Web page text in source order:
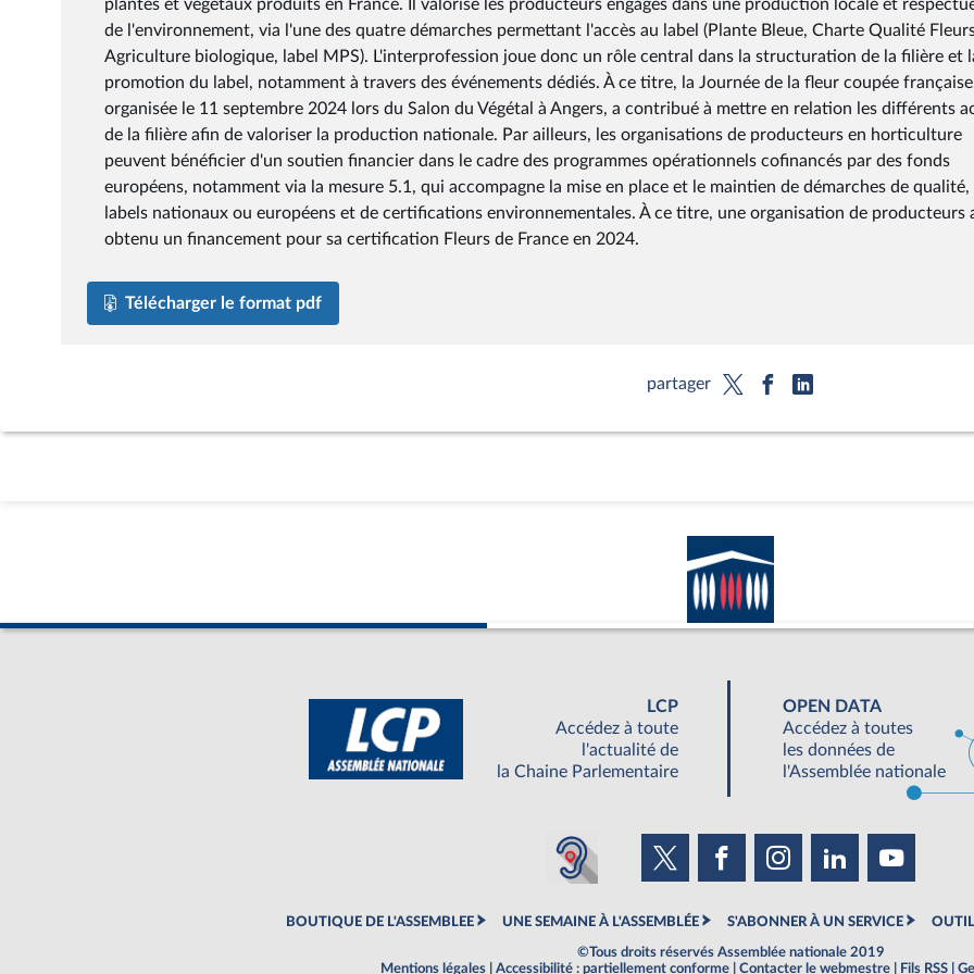
plantes et végétaux produits en France. Il valorise les producteurs engagés dans une production locale et
de l'environnement, via l'une des quatre démarches permettant l'accès au label (Plante Bleue, Charte Qualité
Agriculture biologique, label MPS). L'interprofession joue donc un rôle central dans la structuration de la filière et
promotion du label, notamment à travers des événements dédiés. À ce titre, la Journée de la fleur coupée
organisée le 11 septembre 2024 lors du Salon du Végétal à Angers, a contribué à mettre en relation les différents
de la filière afin de valoriser la production nationale. Par ailleurs, les organisations de producteurs en horticulture
peuvent bénéficier d'un soutien financier dans le cadre des programmes opérationnels cofinancés par des fonds
européens, notamment via la mesure 5.1, qui accompagne la mise en place et le maintien de démarches de qualité,
labels nationaux ou européens et de certifications environnementales. À ce titre, une organisation de producteurs
obtenu un financement pour sa certification Fleurs de France en 2024.
Télécharger le format pdf
partager
LCP
Accédez à toute
l'actualité de
la Chaine Parlementaire
OPEN DATA
Accédez à toutes
les données de
l'Assemblée nationale
BOUTIQUE DE L'ASSEMBLEE UNE SEMAINE À L'ASSEMBLÉE S'ABONNER À UN SERVICE
©Tous droits réservés Assemblée nationale 2019
Mentions légales
Accessibilité : partiellement conforme Contacter le webmestre Fils RSS